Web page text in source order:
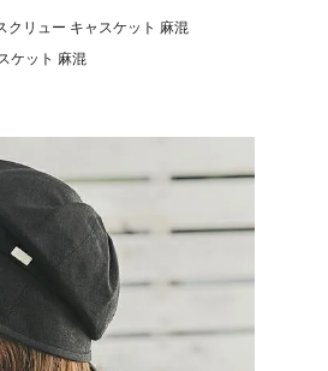
クリュー キャスケット 麻混
ケット 麻混